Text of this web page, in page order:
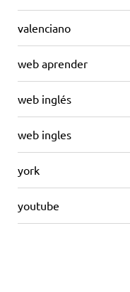
valenciano
web aprender
web inglés
web ingles
york
youtube